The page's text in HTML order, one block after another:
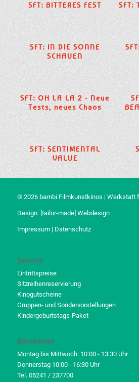
SFT: BITTERES FEST SFT:
SFT: IN DIE SONNE
SCHAUEN
SFT: OH LA LA 2 - Neue
Tests, neues Chaos
SFT: SENTIMENTAL
VALUE
© 2026 bambi Filmkunstkinos | Werkstatt
Design: [tailor-made] Webdesign
Impressum| Datenschutz
Service
Eintrittspreise
Sitzreihenreservierung
Kinogutscheine
Gruppen- und Sondervorstellungen
Kindergeburtstags-Paket
Bürozeiten
Montag bis Mittwoch: 10:00 - 13:30 Uhr
Donnerstag 10:00 - 16:30 Uhr
Tel. 05241 / 237700